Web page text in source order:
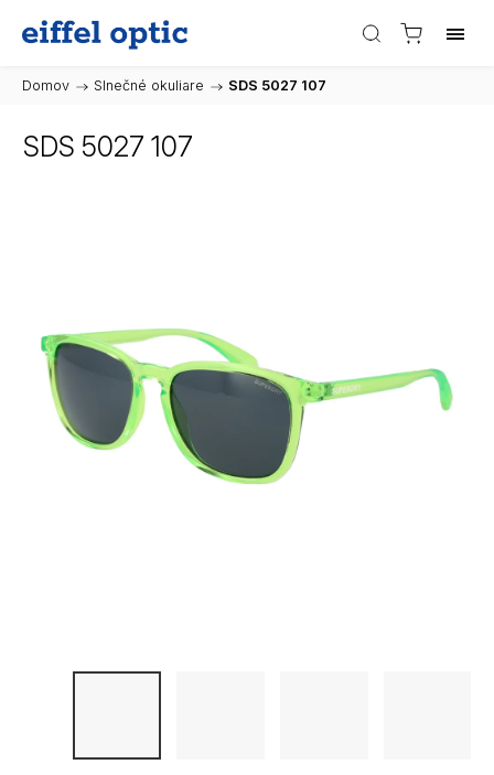
Domov / Slnečné okuliare / SDS 5027 107
SDS 5027 107